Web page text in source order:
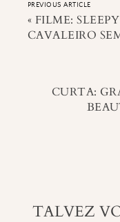
PREVIOUS ARTICLE
« FILME:
CAVALEIRO
CURTA:
TALVEZ